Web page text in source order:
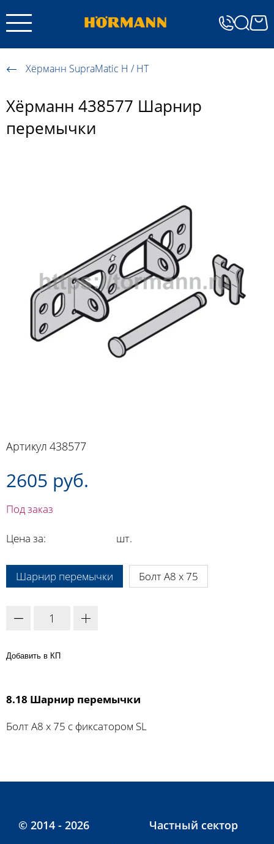
Хёрманн SupraMatic H / HT
Хёрманн 438577 Шарнир
перемычки
Артикул 438577
2605 руб.
Под заказ
Цена за: шт.
Шарнир перемычки Болт A8 х 75
Добавить в КП
8.18 Шарнир перемычки
Болт A8 х 75 с фиксатором SL
© 2014 - 2026 Частный сектор